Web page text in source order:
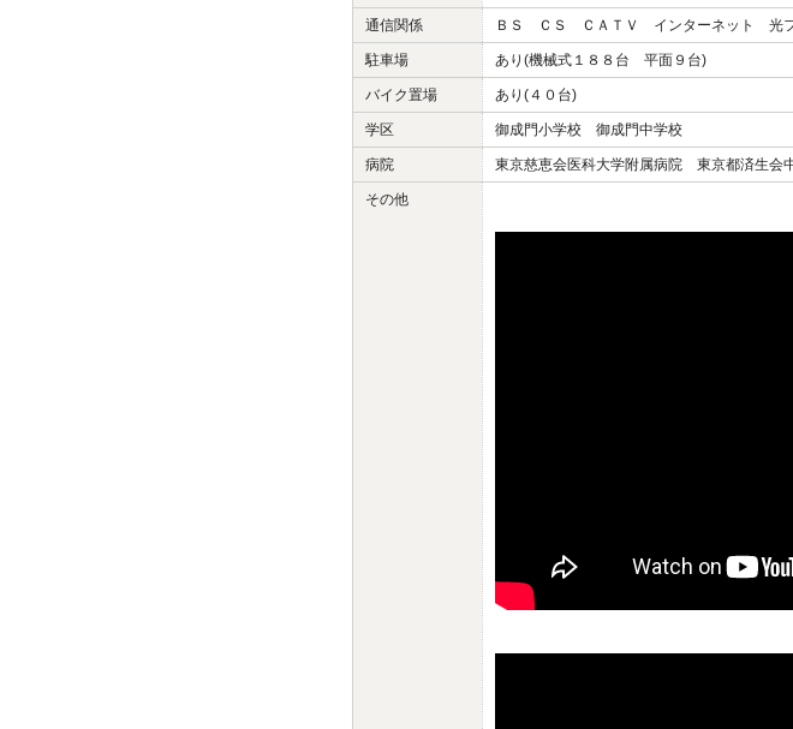
通信関係 ＢＳ ＣＳ ＣＡＴＶ インターネット 光
駐車場 あり(機械式１８８台 平面９台)
バイク置場 あり(４０台)
学区 御成門小学校 御成門中学校
病院 東京慈恵会医科大学附属病院 東京都済生会
その他